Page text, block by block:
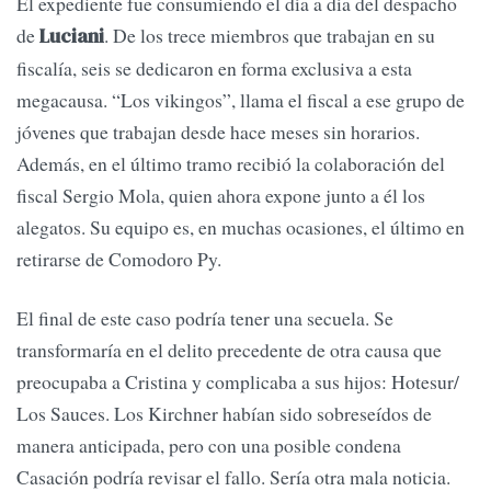
deLuciani. De los trece miembros que trabajan en su
fiscalía, seis se dedicaron en forma exclusiva a esta
megacausa. “Los vikingos”, llama el fiscal a ese grupo de
jóvenes que trabajan desde hace meses sin horarios.
Además, en el último tramo recibió la colaboración del
fiscal Sergio Mola, quien ahora expone junto a él los
alegatos. Su equipo es, en muchas ocasiones, el último en
retirarse de Comodoro Py.
El final de este caso podría tener una secuela. Se
transformaría en el delito precedente de otra causa que
preocupaba a Cristina y complicaba a sus hijos: Hotesur/
Los Sauces. Los Kirchner habían sido sobreseídos de
manera anticipada, pero con una posible condena
Casación podría revisar el fallo. Sería otra mala noticia.